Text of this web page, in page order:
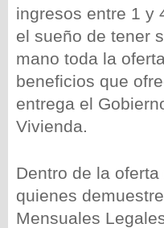
ingresos entre 1 y
el sueño de tener
mano toda la
beneficios que
entrega el
Vivienda.
Dentro de la
quienes
Mensuales